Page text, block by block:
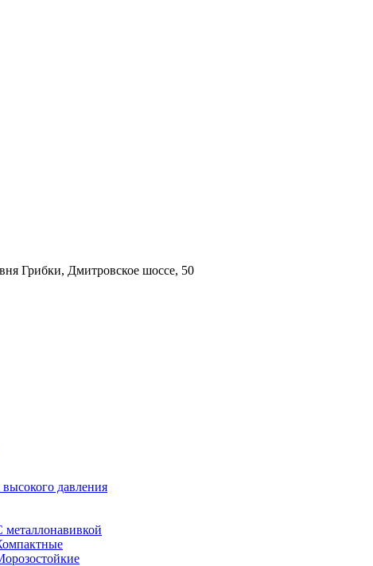
Грибки, Дмитровское шоссе, 50
высокого давления
металлонавивкой